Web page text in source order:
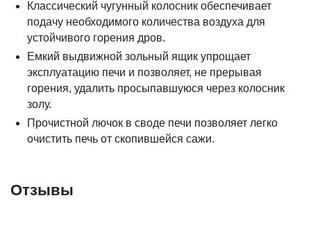
Классический чугунный колосник обеспечивает
подачу необходимого количества воздуха для
устойчивого горения дров.
Емкий выдвижной зольный ящик упрощает
эксплуатацию печи и позволяет, не прерывая
горения, удалить просыпавшуюся через колосник
золу.
Прочистной лючок в своде печи позволяет легко
очистить печь от скопившейся сажи.
Отзывы